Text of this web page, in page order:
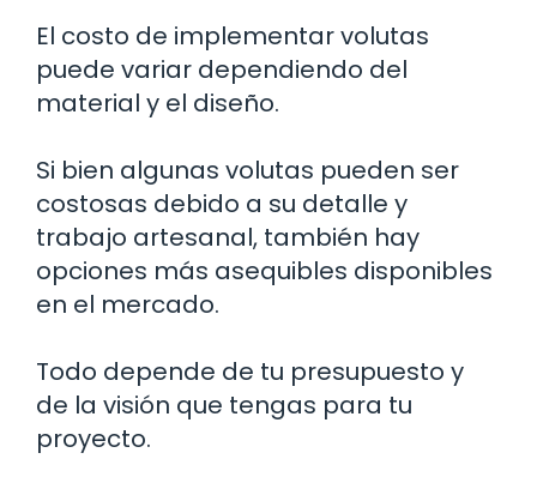
El costo de implementar volutas
puede variar dependiendo del
material y el diseño.
Si bien algunas volutas pueden ser
costosas debido a su detalle y
trabajo artesanal, también hay
opciones más asequibles disponibles
en el mercado.
Todo depende de tu presupuesto y
de la visión que tengas para tu
proyecto.